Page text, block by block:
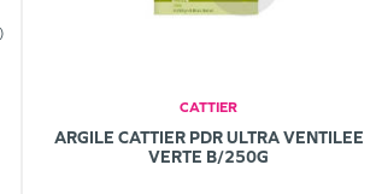
CATTIER
ARGILE CATTIER PDR ULTRA VENTILEE
VERTE B/250G